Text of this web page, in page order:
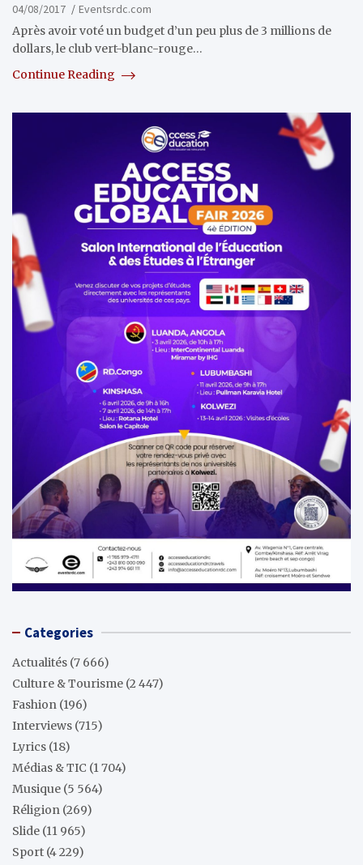
04/08/2017
Eventsrdc.com
Après avoir voté un budget d’un peu plus de 3 millions de
dollars, le club vert-blanc-rouge…
Continue Reading
Categories
Actualités (7 666)
Culture & Tourisme (2 447)
Fashion (196)
Interviews (715)
Lyrics (18)
Médias & TIC (1 704)
Musique (5 564)
Réligion (269)
Slide (11 965)
Sport (4 229)